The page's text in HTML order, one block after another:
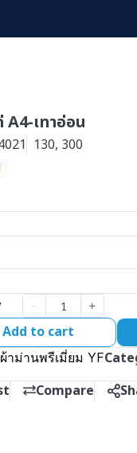
A4-เทาอ่อน
130, 300
Add to cart
ผ้าม่านพรีเมี่ยม YF
Compare